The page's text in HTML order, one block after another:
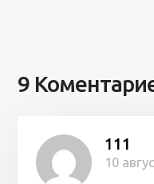
9
111
10